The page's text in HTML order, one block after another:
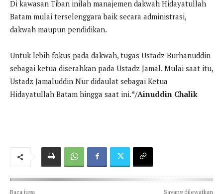
Di kawasan Tiban inilah manajemen dakwah Hidayatullah
Batam mulai terselenggara baik secara administrasi,
dakwah maupun pendidikan.
Untuk lebih fokus pada dakwah, tugas Ustadz Burhanuddin
sebagai ketua diserahkan pada Ustadz Jamal. Mulai saat itu,
Ustadz Jamaluddin Nur didaulat sebagai Ketua
Hidayatullah Batam hingga saat ini.*/Ainuddin Chalik
Baca juga Sayang dilewatkan